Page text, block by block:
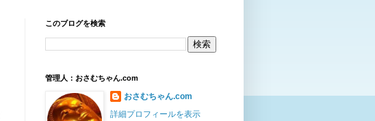
このブログを検索
管理人：おさむちゃん.com
おさむちゃん.com
詳細プロフィールを表示